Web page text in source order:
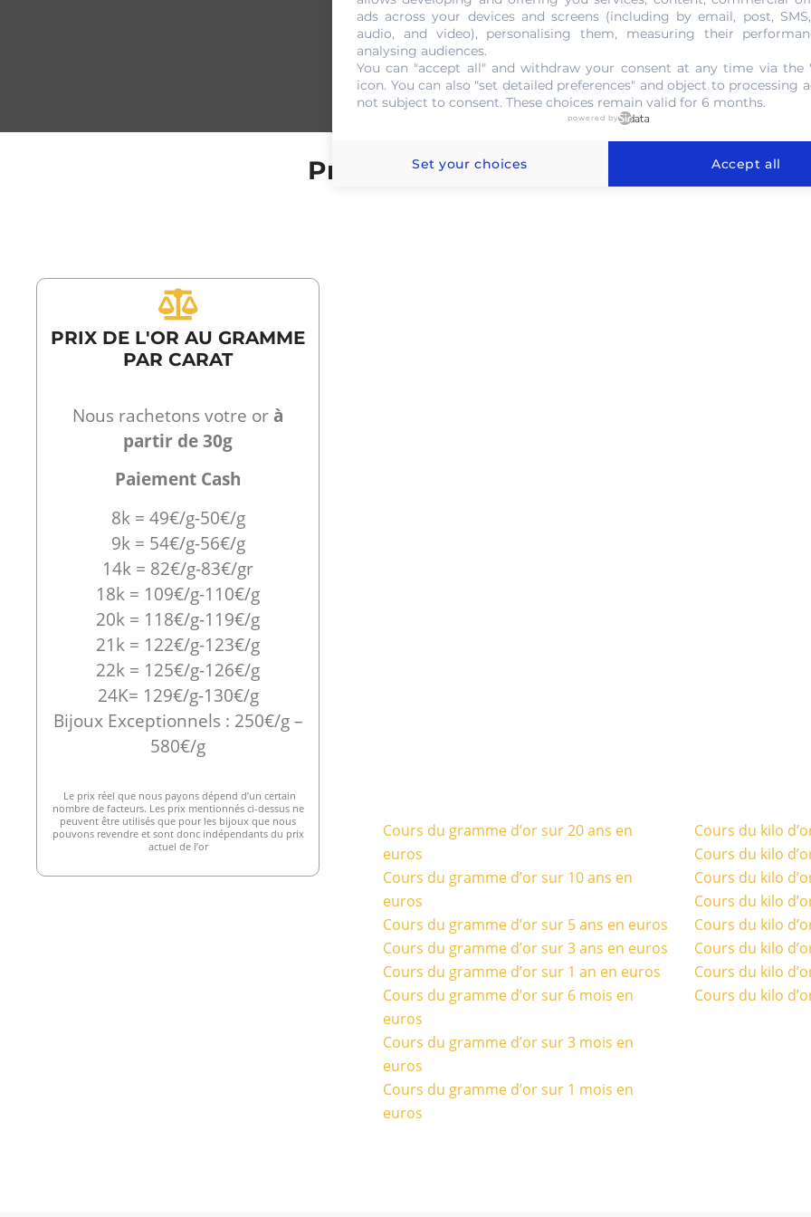
NOUS CONTACTER
Prix de l'or au gramme à Gagny
PRIX DE L'OR AU GRAMME
PAR CARAT
Nous rachetons votre orà
partir de 30g
Paiement Cash
8k = 49€/g-50€/g
9k = 54€/g-56€/g
14k = 82€/g-83€/gr
18k = 109€/g-110€/g
20k = 118€/g-119€/g
21k = 122€/g-123€/g
22k = 125€/g-126€/g
24K= 129€/g-130€/g
Bijoux Exceptionnels : 250€/g –
580€/g
Le prix réel que nous payons dépend d’un certain
nombre de facteurs. Les prix mentionnés ci-dessus ne
peuvent être utilisés que pour les bijoux que nous
pouvons revendre et sont donc indépendants du prix
actuel de l’or
Cours du gramme d’or sur 20 ans en
euros
Cours du gramme d’or sur 10 ans en
euros
Cours du gramme d’or sur 5 ans en euros
Cours du gramme d’or sur 3 ans en euros
Cours du gramme d’or sur 1 an en euros
Cours du gramme d’or sur 6 mois en
euros
Cours du gramme d’or sur 3 mois en
euros
Cours du gramme d’or sur 1 mois en
euros
Cours du kilo
Cours du kilo
Cours du kilo
Cours du kilo
Cours du kilo
Cours du kilo
Cours du kilo
Cours du kilo
ads across your devices and screens (including by email, post,
audio, and video), personalising them, measuring their
analysing audiences.
You can "accept all" and withdraw your consent at any time via the
icon. You can also "set detailed preferences" and object to processing
not subject to consent. These choices remain valid for 6 months.
powered by
Set your choices Accept all